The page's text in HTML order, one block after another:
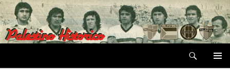
Saltar
al
contenido